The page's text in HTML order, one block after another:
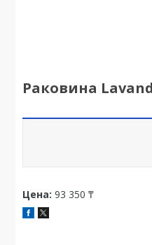
Раковина
Цена: 93 350 ₸